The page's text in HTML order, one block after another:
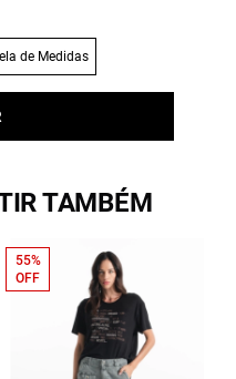
de Medidas
TAMBÉM
55%
OFF